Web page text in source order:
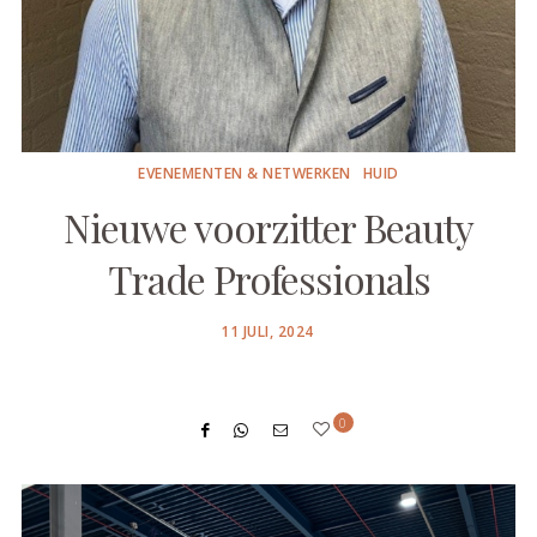
EVENEMENTEN & NETWERKEN HUID
Nieuwe voorzitter Beauty
Trade Professionals
POSTED
11 JULI, 2024
0